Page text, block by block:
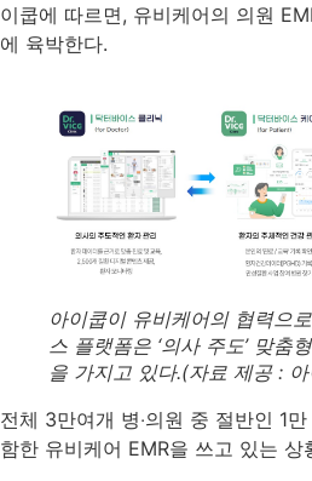
이쿱에 따르면, 유비케어의 의원
에 육박한다.
아이쿱이 유비케어의 협력으
스 플랫폼은 ‘의사 주도’ 맞춤
을 가지고 있다.(자료 제공 :
전체 3만여개 병‧의원 중 절반인 1
함한 유비케어 EMR을 쓰고 있는 상